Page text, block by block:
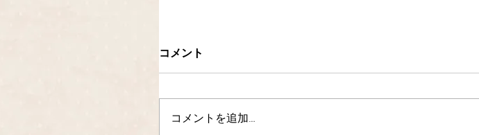
コメント
コメントを追加…